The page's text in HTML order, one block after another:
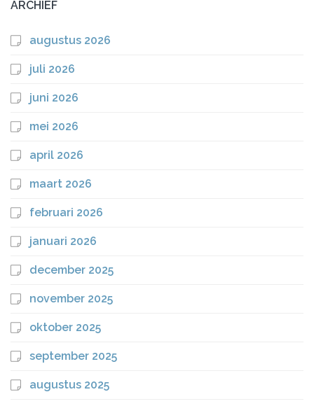
ARCHIEF
augustus 2026
juli 2026
juni 2026
mei 2026
april 2026
maart 2026
februari 2026
januari 2026
december 2025
november 2025
oktober 2025
september 2025
augustus 2025